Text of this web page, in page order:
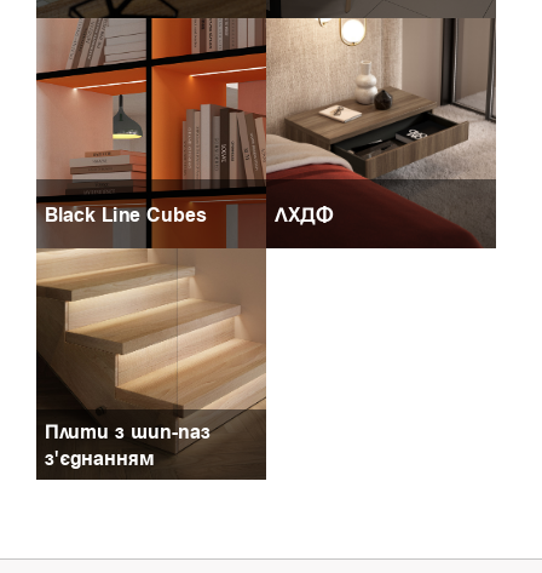
Black Line Cubes ЛХДФ
Плити з шип-паз
з'єднанням